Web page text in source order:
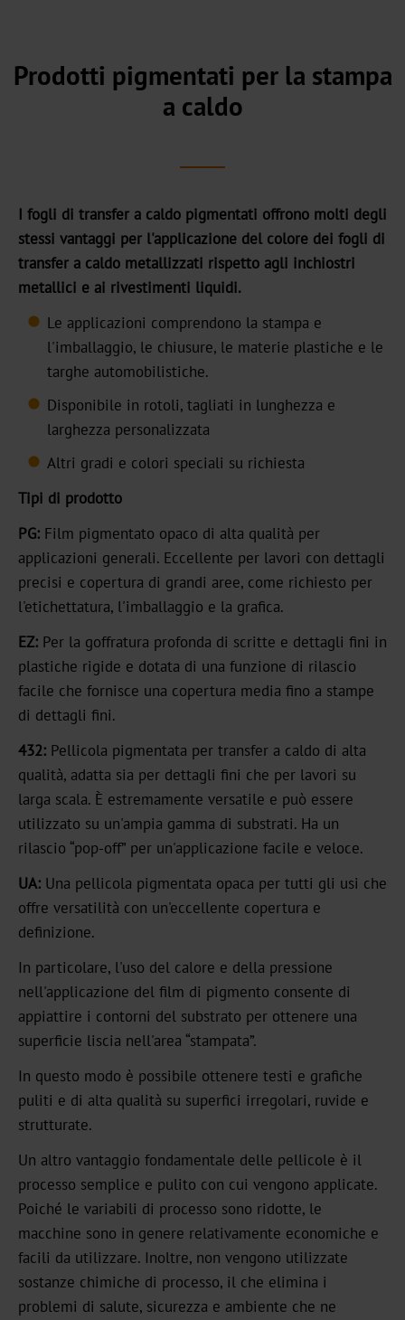
nostra
storia
Produzione
sostenibile
Conformità
Riciclaggio
L'innovazione
Carriera
Notizie
Portale
notizie
Fiere
di
settore
Prodotti
Transfer
caldo
Metallizzato
Standard
OXN
MV-
Plus
MX-
PRO
Versatile
Graphical
GHN
HX
UB
Prodotti pigmentati per la stampa
a caldo
I fogli di transfer a caldo pigmentati offrono molti degli
stessi vantaggi per l'applicazione del colore dei fogli di
transfer a caldo metallizzati rispetto agli inchiostri
metallici e ai rivestimenti liquidi.
Le applicazioni comprendono la stampa e
l'imballaggio, le chiusure, le materie plastiche e le
targhe automobilistiche.
Disponibile in rotoli, tagliati in lunghezza e
larghezza personalizzata
Altri gradi e colori speciali su richiesta
Tipi di prodotto
PG: Film pigmentato opaco di alta qualità per
applicazioni generali. Eccellente per lavori con dettagli
precisi e copertura di grandi aree, come richiesto per
l'etichettatura, l'imballaggio e la grafica.
EZ: Per la goffratura profonda di scritte e dettagli fini in
plastiche rigide e dotata di una funzione di rilascio
facile che fornisce una copertura media fino a stampe
di dettagli fini.
432: Pellicola pigmentata per transfer a caldo di alta
qualità, adatta sia per dettagli fini che per lavori su
larga scala. È estremamente versatile e può essere
utilizzato su un'ampia gamma di substrati. Ha un
rilascio “pop-off” per un'applicazione facile e veloce.
UA: Una pellicola pigmentata opaca per tutti gli usi che
offre versatilità con un'eccellente copertura e
definizione.
In particolare, l'uso del calore e della pressione
nell'applicazione del film di pigmento consente di
appiattire i contorni del substrato per ottenere una
superficie liscia nell'area “stampata”.
In questo modo è possibile ottenere testi e grafiche
puliti e di alta qualità su superfici irregolari, ruvide e
strutturate.
Un altro vantaggio fondamentale delle pellicole è il
processo semplice e pulito con cui vengono applicate.
Poiché le variabili di processo sono ridotte, le
macchine sono in genere relativamente economiche e
facili da utilizzare. Inoltre, non vengono utilizzate
sostanze chimiche di processo, il che elimina i
problemi di salute, sicurezza e ambiente che ne